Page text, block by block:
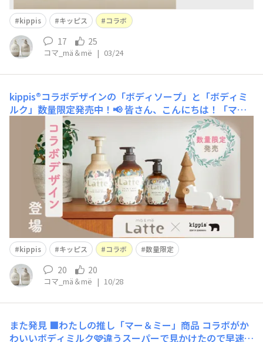
kippis キッピス コラボ
17 25
コマ_mä＆më | 03/24
kippis®コラボデザインの「ボディソープ」と「ボディミ
ルク」数量限定発売中！📢皆さん、こんにちは！「マー
＆ミー」と定期的にコラボしている北欧デザインブランド
「kippis®（キッピス）」。今回は「ボディソープ」２種
（液体タイプ・泡タイプ）と「トリートメント ボディミ
ルク」がコラボレーションデザインパッケージで登場のお
知らせです！！！ 今回は、「kippis®」デザイ
kippis キッピス コラボ 数量限定
20 20
コマ_mä＆më | 10/28
また発見 ■わたしの推し「マー＆ミー」商品 コラボがか
わいいボディミルク🩷違うスーパーで見かけたので早速購